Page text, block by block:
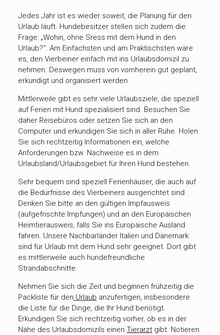
Jedes Jahr ist es wieder soweit, die Planung für den
Urlaub läuft. Hundebesitzer stellen sich zudem die
Frage: „Wohin, ohne Sress mit dem Hund in den
Urlaub?“. Am Einfachsten und am Praktischsten wäre
es, den Vierbeiner einfach mit ins Urlaubsdomizil zu
nehmen. Deswegen muss von vornherein gut geplant,
erkundigt und organisiert werden.
Mittlerweile gibt es sehr viele Urlaubsziele, die speziell
auf Ferien mit Hund spezialisiert sind. Besuchen Sie
daher Reisebüros oder setzen Sie sich an den
Computer und erkundigen Sie sich in aller Ruhe. Holen
Sie sich rechtzeitig Informationen ein, welche
Anforderungen bzw. Nachweise es in dem
Urlaubsland/Urlaubsgebiet für Ihren Hund bestehen.
Sehr bequem sind speziell Ferienhäuser, die auch auf
die Bedürfnisse des Vierbeiners ausgerichtet sind.
Denken Sie bitte an den gültigen Impfausweis
(aufgefrischte Impfungen) und an den Europäischen
Heimtierausweis, falls Sie ins Europäische Ausland
fahren. Unsere Nachbarländer Italien und Dänemark
sind für Urlaub mit dem Hund sehr geeignet. Dort gibt
es mittlerweile auch hundefreundliche
Strandabschnitte.
Nehmen Sie sich die Zeit und beginnen frühzeitig die
Packliste für den Urlaub anzufertigen, insbesondere
die Liste für die Dinge, die Ihr Hund benötigt.
Erkundigen Sie sich rechtzeitig vorher, ob es in der
Nähe des Urlaubsdomizils einen Tierarztgibt. Notieren